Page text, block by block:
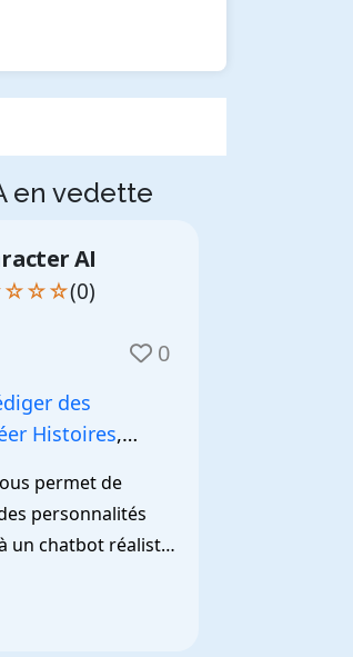
en vedette
AI
(0)
0
des
Histoires,
permet de
personnalités
un chatbot réaliste